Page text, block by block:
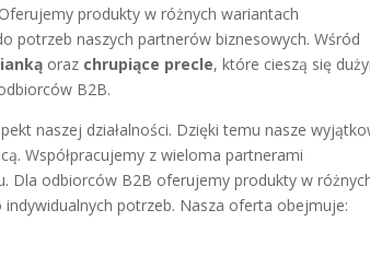
produkty w różnych wariantach
potrzeb naszych partnerów biznesowych. Wśród
oraz chrupiące precle, które cieszą się
B2B.
naszej działalności. Dzięki temu nasze
Współpracujemy z wieloma partnerami
Dla odbiorców B2B oferujemy produkty w
potrzeb. Nasza oferta obejmuje: